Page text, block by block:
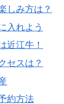
しみ方は？
入れよう
近江牛！
セスは？
約方法